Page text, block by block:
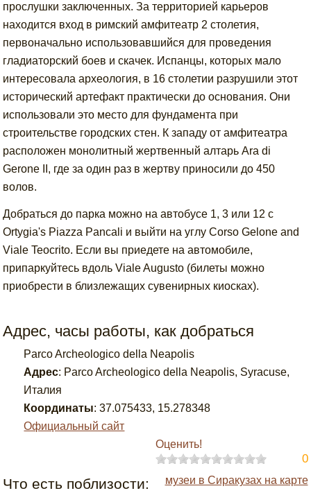
прослушки заключенных. За территорией карьеров
находится вход в римский амфитеатр 2 столетия,
первоначально использовавшийся для проведения
гладиаторский боев и скачек. Испанцы, которых мало
интересовала археология, в 16 столетии разрушили этот
исторический артефакт практически до основания. Они
использовали это место для фундамента при
строительстве городских стен. К западу от амфитеатра
расположен монолитный жертвенный алтарь Ara di
Gerone II, где за один раз в жертву приносили до 450
волов.
Добраться до парка можно на автобусе 1, 3 или 12 с
Ortygia's Piazza Pancali и выйти на углу Corso Gelone and
Viale Teocrito. Если вы приедете на автомобиле,
припаркуйтесь вдоль Viale Augusto (билеты можно
приобрести в близлежащих сувенирных киосках).
Адрес, часы работы, как добраться
Parco Archeologico della Neapolis
Адрес: Parco Archeologico della Neapolis, Syracuse,
Италия
Координаты: 37.075433, 15.278348
Официальный сайт
Оценить!
0
Что есть поблизости: музеи в Сиракузах на карте